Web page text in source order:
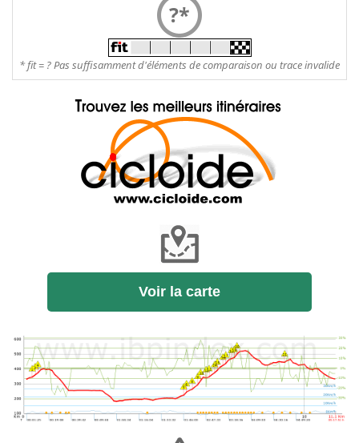
?*
* fit = ? Pas suffisamment d'éléments de comparaison ou trace invalide
Voir la carte